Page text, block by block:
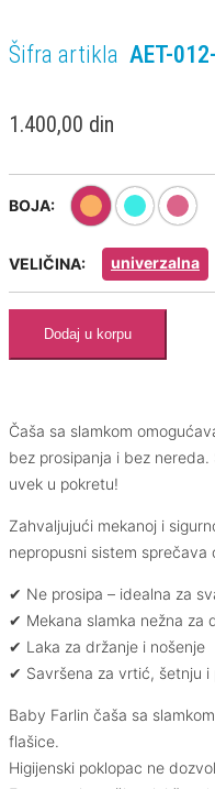
Šifra artikla AET-
1.400,00 din
BOJA:
VELIČINA: univerzalna
Dodaj u korpu
Čaša sa slamkom
bez prosipanja i bez
uvek u pokretu!
Zahvaljujući mekanoj i
nepropusni sistem
✔ Ne prosipa – idealna za
✔ Mekana slamka nežna za
✔ Laka za držanje i nošenje
✔ Savršena za vrtić, šetnju i
Baby Farlin čaša sa
flašice.
Higijenski poklopac ne